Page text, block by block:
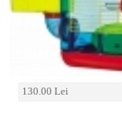
130.00 Lei